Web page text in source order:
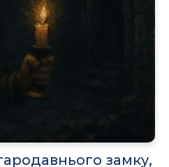
замку,